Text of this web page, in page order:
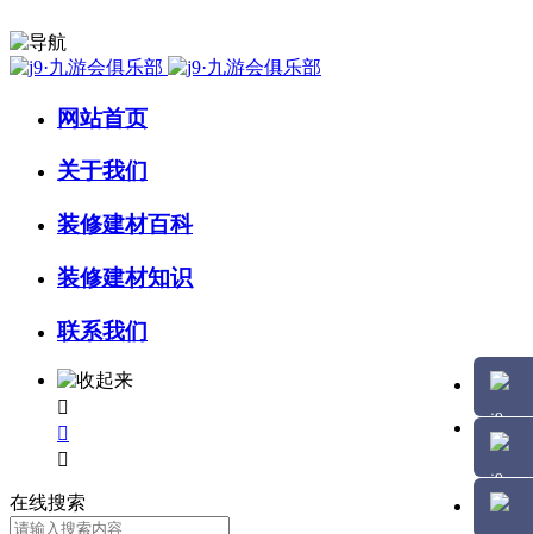
网站首页
关于我们
装修建材百科
装修建材知识
联系我们



在线搜索